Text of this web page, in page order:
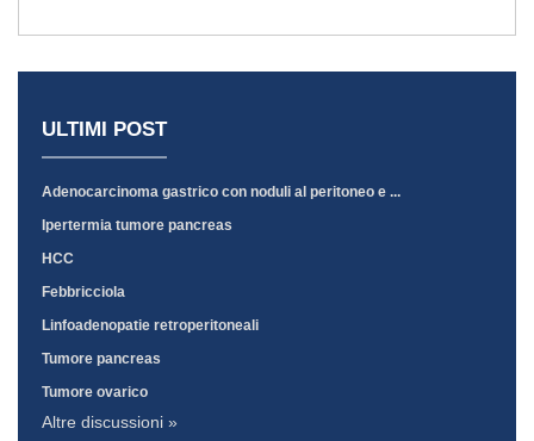
ULTIMI POST
Adenocarcinoma gastrico con noduli al peritoneo e ...
Ipertermia tumore pancreas
HCC
Febbricciola
Linfoadenopatie retroperitoneali
Tumore pancreas
Tumore ovarico
Altre discussioni »